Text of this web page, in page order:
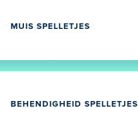
MUIS SPELLETJES
BEHENDIGHEID SPELLETJES